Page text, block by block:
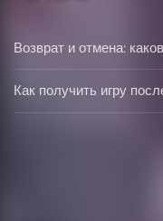
Возврат и отмена:
Как получить игру